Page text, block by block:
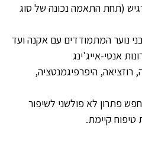
רגיש (תחת התאמה נכונה של סוג
נוער המתמודדים עם אקנה ועד
אנטי-אייג'ינג
רוזציאה, היפרפיגמנטציה,
פתרון לא פולשני לשיפור
קיימת.